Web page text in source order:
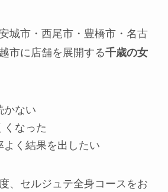
城市・西尾市・豊橋市・名古
市に店舗を展開する千歳の女
かない
くなった
よく結果を出したい
、セルジュテ全身コースをお